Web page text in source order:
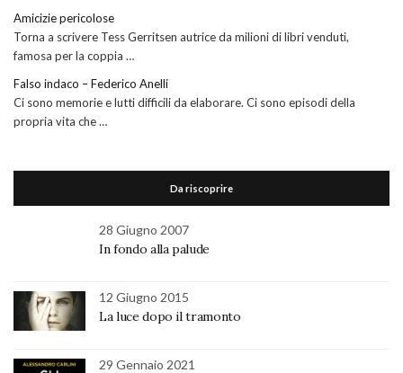
Amicizie pericolose
Torna a scrivere Tess Gerritsen autrice da milioni di libri venduti,
famosa per la coppia …
Falso indaco – Federico Anelli
Ci sono memorie e lutti difficili da elaborare. Ci sono episodi della
propria vita che …
Da riscoprire
28 Giugno 2007
In fondo alla palude
12 Giugno 2015
La luce dopo il tramonto
29 Gennaio 2021